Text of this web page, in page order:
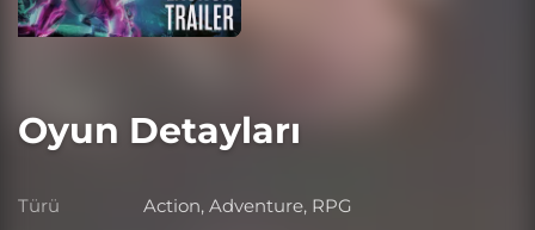
Oyun Detayları
Türü Türü
Action, Adventure, RPG